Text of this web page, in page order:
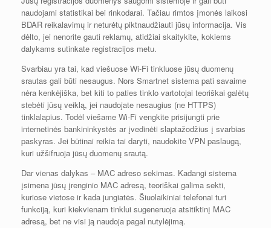
naudojami statistikai bei rinkodarai. Tačiau rimtos įmonės laikosi
BDAR reikalavimų ir neturėtų piktnaudžiauti jūsų informacija. Vis
dėlto, jei nenorite gauti reklamų, atidžiai skaitykite, kokiems
dalykams sutinkate registracijos metu.
Svarbiau yra tai, kad viešuose Wi-Fi tinkluose jūsų duomenų
srautas gali būti nesaugus. Nors Smartnet sistema pati savaime
nėra kenkėjiška, bet kiti to paties tinklo vartotojai teoriškai galėtų
stebėti jūsų veiklą, jei naudojate nesaugius (ne HTTPS)
tinklalapius. Todėl viešame Wi-Fi vengkite prisijungti prie
internetinės bankininkystės ar įvedinėti slaptažodžius į svarbias
paskyras. Jei būtinai reikia tai daryti, naudokite VPN paslaugą,
kuri užšifruoja jūsų duomenų srautą.
Dar vienas dalykas – MAC adreso sekimas. Kadangi sistema
įsimena jūsų įrenginio MAC adresą, teoriškai galima sekti,
kuriose vietose ir kada jungiatės. Šiuolaikiniai telefonai turi
funkciją, kuri kiekvienam tinklui sugeneruoja atsitiktinį MAC
adresą, bet ne visi ją naudoja pagal nutylėjimą.